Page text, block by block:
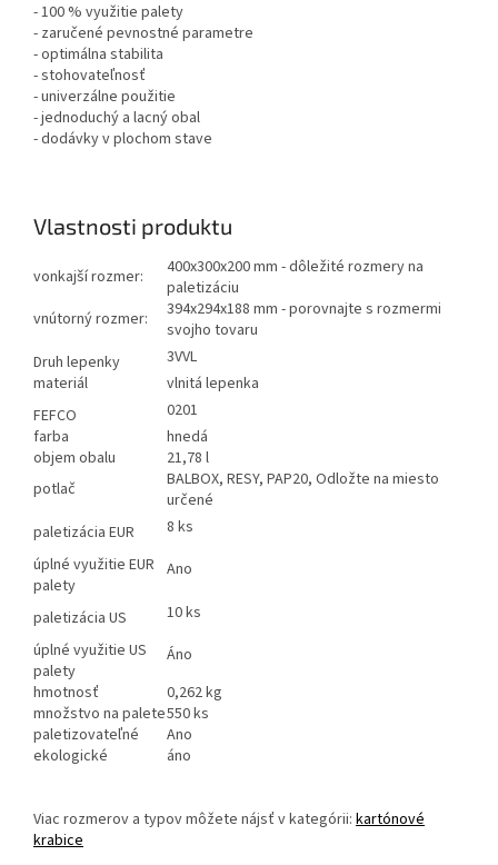
- 100 % využitie palety
- zaručené pevnostné parametre
- optimálna stabilita
- stohovateľnosť
- univerzálne použitie
- jednoduchý a lacný obal
- dodávky v plochom stave
Vlastnosti produktu
vonkajší rozmer:
400x300x200 mm - dôležité rozmery na
paletizáciu
vnútorný rozmer:
394x294x188 mm - porovnajte s rozmermi
svojho tovaru
Druh lepenky
3VVL
materiál
vlnitá lepenka
FEFCO
0201
farba
hnedá
objem obalu
21,78 l
potlač
BALBOX, RESY, PAP20, Odložte na miesto
určené
paletizácia EUR
8 ks
úplné využitie EUR
palety
Ano
paletizácia US
10 ks
úplné využitie US
palety
Áno
hmotnosť
0,262 kg
množstvo na palete550 ks
paletizovateľné
Ano
ekologické
áno
Viac rozmerov a typov môžete nájsť v kategórii: kartónové
krabice